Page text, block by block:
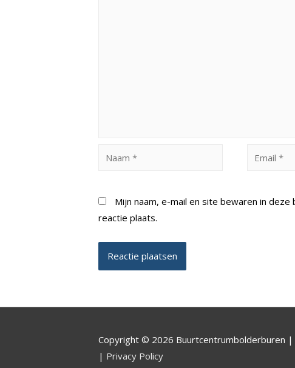
Mijn naam, e-mail en site bewaren in
reactie plaats.
Copyright © 2026 Buurtcentrumbolderburen |
| Privacy Policy